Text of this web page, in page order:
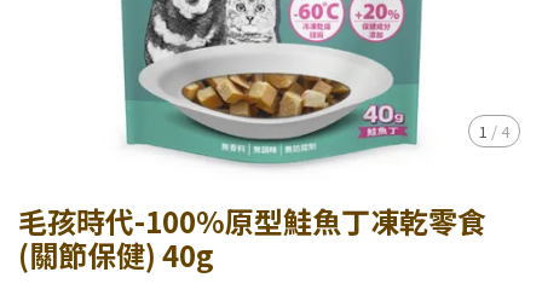
1 / 4
毛孩時代-100%原型鮭魚丁凍乾零食
(關節保健) 40g